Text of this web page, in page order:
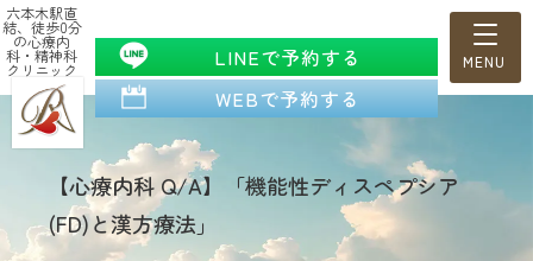
六本木駅直
結、徒歩0分
の心療内
科・精神科
クリニック
LINEで予約する
WEBで予約する
【心療内科 Q/A】「機能性ディスペプシア
(FD)と漢方療法」